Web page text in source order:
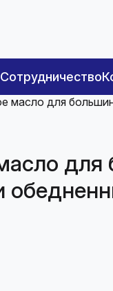
Сотрудничество
масло для